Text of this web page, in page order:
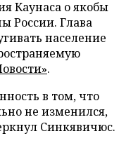
Каунаса о якобы
России. Глава
население
.
в том, что
не изменился,
Синкявичюс.